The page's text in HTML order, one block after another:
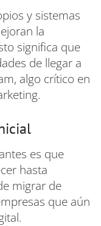
y sistemas
la
significa que
de llegar a
algo crítico en
es que
hasta
migrar de
que aún